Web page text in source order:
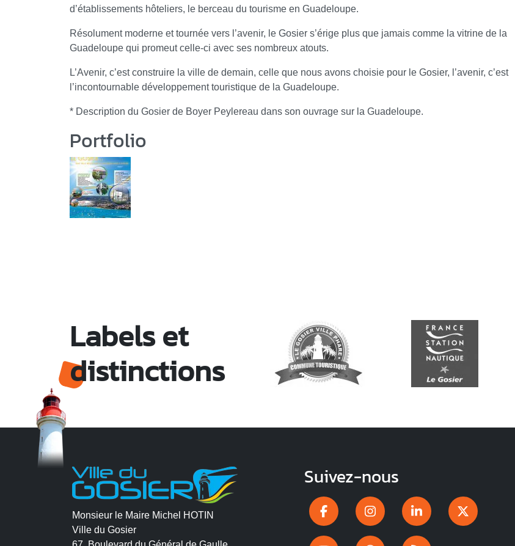
d’établissements hôteliers, le berceau du tourisme en Guadeloupe.
Résolument moderne et tournée vers l’avenir, le Gosier s’érige plus que jamais comme la vitrine de la
Guadeloupe qui promeut celle-ci avec ses nombreux atouts.
L’Avenir, c’est construire la ville de demain, celle que nous avons choisie pour le Gosier, l’avenir, c’est
l’incontournable développement touristique de la Guadeloupe.
* Description du Gosier de Boyer Peylereau dans son ouvrage sur la Guadeloupe.
Portfolio
Labels et
distinctions
Monsieur le Maire Michel HOTIN
Ville du Gosier
Suivez-nous